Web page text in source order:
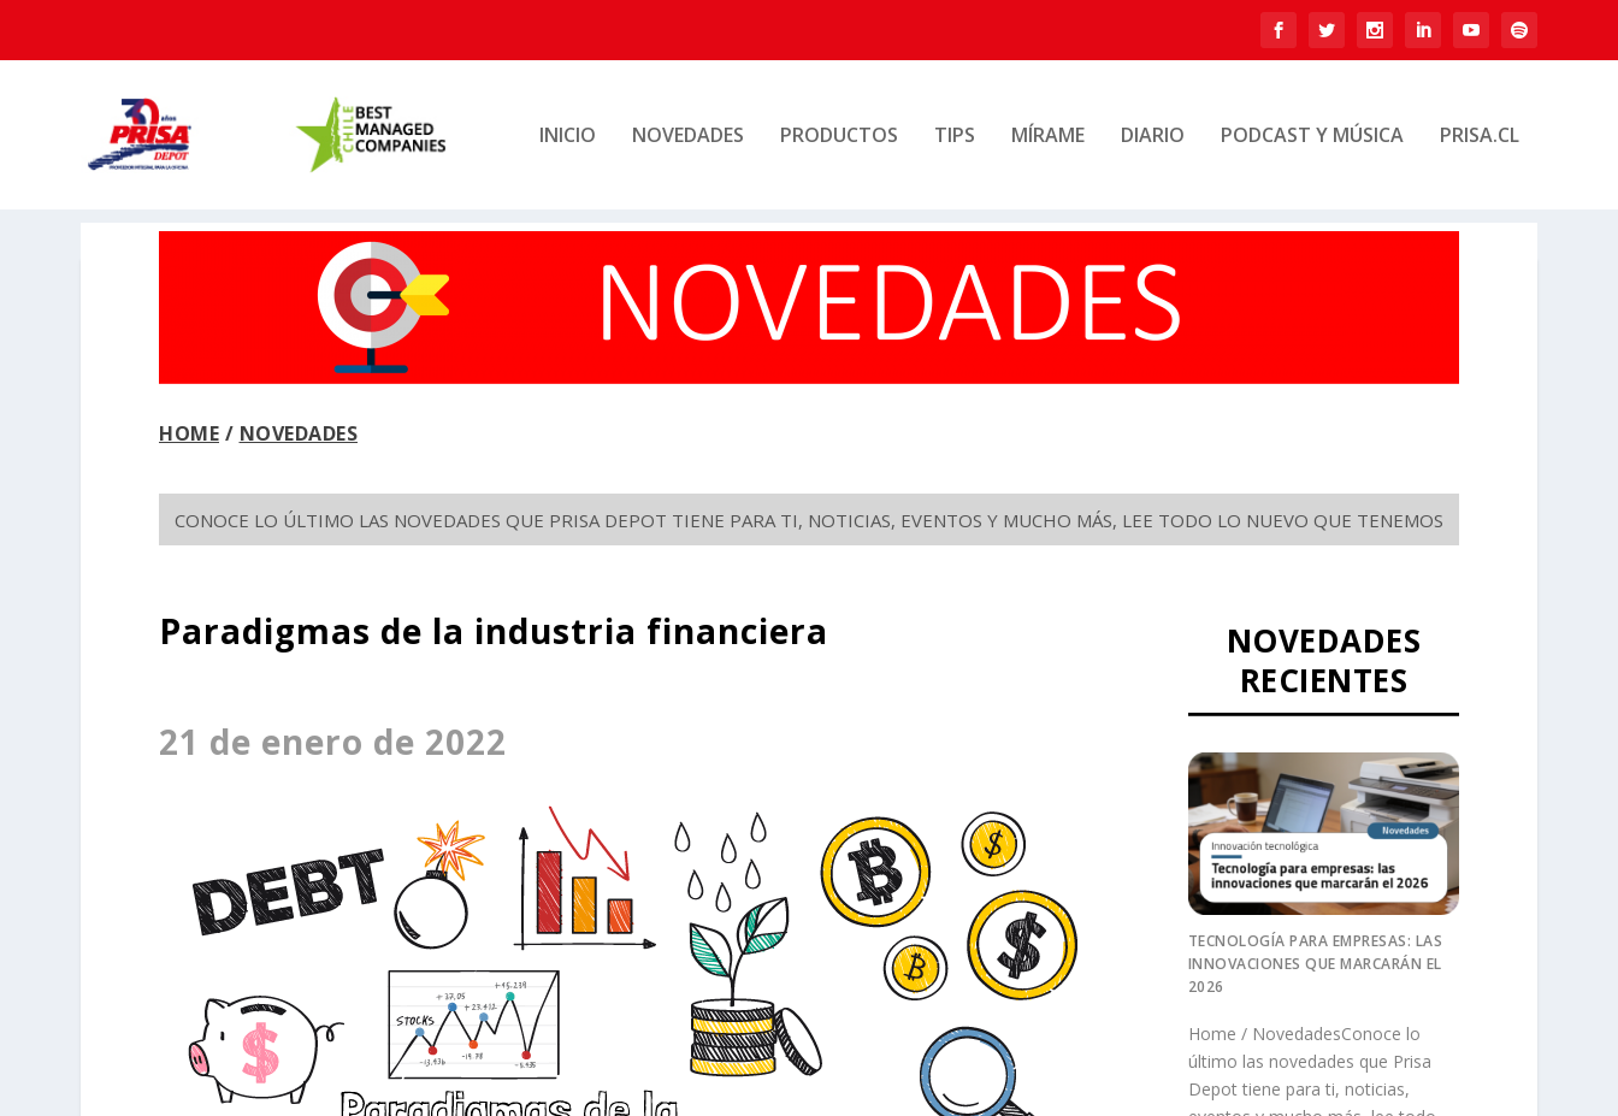
INICIO NOVEDADES PRODUCTOS TIPS MÍRAME DIARIO PODCAST Y MÚSICA PRISA.CL
HOME / NOVEDADES
CONOCE LO ÚLTIMO LAS NOVEDADES QUE PRISA DEPOT TIENE PARA TI, NOTICIAS, EVENTOS Y MUCHO MÁS, LEE TODO LO NUEVO QUE TENEMOS
Paradigmas de la industria financiera
21 de enero de 2022
NOVEDADES
RECIENTES
TECNOLOGÍA PARA EMPRESAS: LAS
INNOVACIONES QUE MARCARÁN EL
2026
Home / NovedadesConoce lo
último las novedades que Prisa
Depot tiene para ti, noticias,